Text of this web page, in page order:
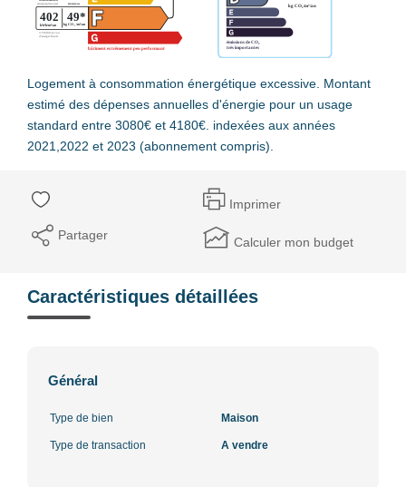
Logement à consommation énergétique excessive. Montant
estimé des dépenses annuelles d'énergie pour un usage
standard entre 3080€ et 4180€. indexées aux années
2021,2022 et 2023 (abonnement compris).
Imprimer
Partager Calculer mon budget
Caractéristiques détaillées
Général
Type de bien Maison
Type de transaction A vendre